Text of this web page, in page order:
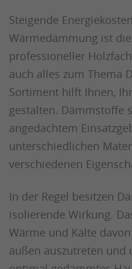
Steigende
Wärmedämmung ist
professioneller
auch alles zum Thema
Sortiment hilft Ihnen,
gestalten. Dämmstoffe
angedachtem
unterschiedlichen
verschiedenen
In der Regel besitzen
isolierende Wirkung.
Wärme und Kälte
außen auszutreten und